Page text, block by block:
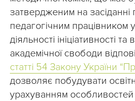
затвердженим на
педагогічним працівником
діяльності ініціативності
академічної свободи
статті 54 Закону України
дозволяє побудувати
урахуванням особливостей